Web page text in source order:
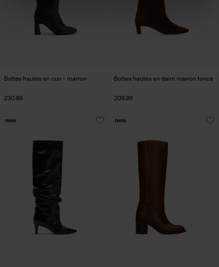
Bottes hautes en cuir - marron
230.99
Bottes hautes en daim marron foncé
209.99
new new